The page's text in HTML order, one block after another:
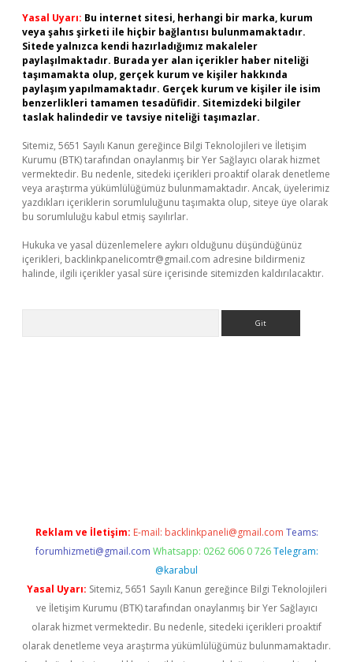
Yasal Uyarı: Bu internet sitesi, herhangi bir marka, kurum
veya şahıs şirketi ile hiçbir bağlantısı bulunmamaktadır.
Sitede yalnızca kendi hazırladığımız makaleler
paylaşılmaktadır. Burada yer alan içerikler haber niteliği
taşımamakta olup, gerçek kurum ve kişiler hakkında
paylaşım yapılmamaktadır. Gerçek kurum ve kişiler ile isim
benzerlikleri tamamen tesadüfidir. Sitemizdeki bilgiler
taslak halindedir ve tavsiye niteliği taşımazlar.
Sitemiz, 5651 Sayılı Kanun gereğince Bilgi Teknolojileri ve İletişim
Kurumu (BTK) tarafından onaylanmış bir Yer Sağlayıcı olarak hizmet
vermektedir. Bu nedenle, sitedeki içerikleri proaktif olarak denetleme
veya araştırma yükümlülüğümüz bulunmamaktadır. Ancak, üyelerimiz
yazdıkları içeriklerin sorumluluğunu taşımakta olup, siteye üye olarak
bu sorumluluğu kabul etmiş sayılırlar.
Hukuka ve yasal düzenlemelere aykırı olduğunu düşündüğünüz
içerikleri, backlinkpanelicomtr@gmail.com adresine bildirmeniz
halinde, ilgili içerikler yasal süre içerisinde sitemizden kaldırılacaktır.
Reklam ve İletişim: E-mail: backlinkpaneli@gmail.com Teams:
forumhizmeti@gmail.com Whatsapp: 0262 606 0 726 Telegram:
@karabul
Yasal Uyarı: Sitemiz, 5651 Sayılı Kanun gereğince Bilgi Teknolojileri
ve İletişim Kurumu (BTK) tarafından onaylanmış bir Yer Sağlayıcı
olarak hizmet vermektedir. Bu nedenle, sitedeki içerikleri proaktif
olarak denetleme veya araştırma yükümlülüğümüz bulunmamaktadır.